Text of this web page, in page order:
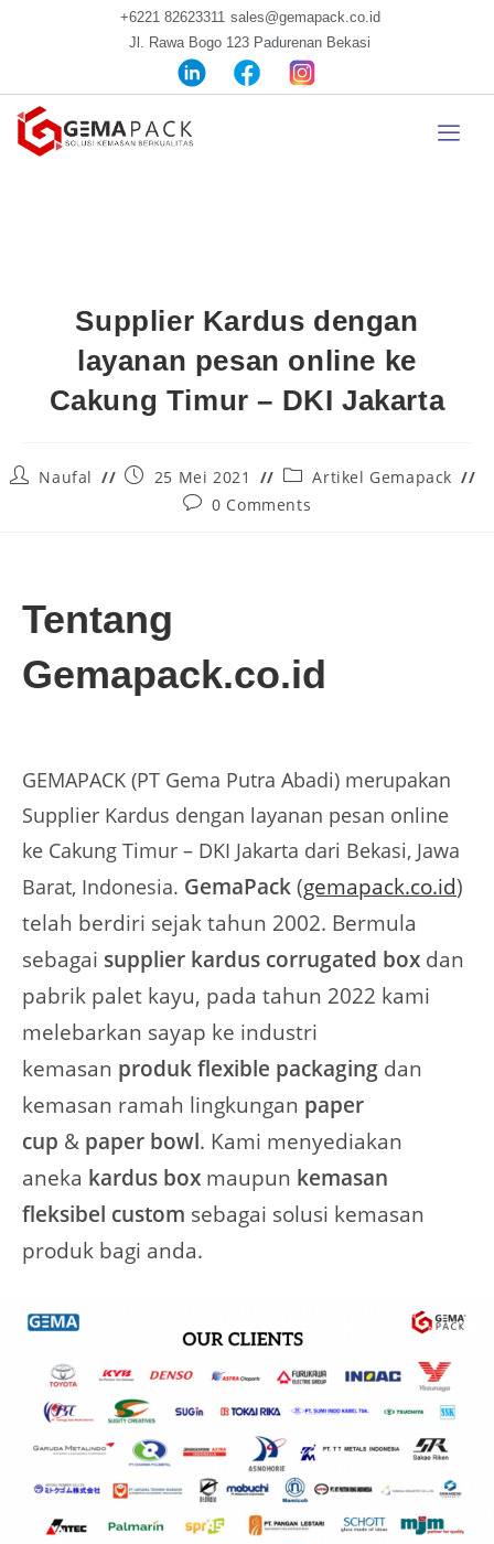
+6221 82623311 sales@gemapack.co.id
Jl. Rawa Bogo 123 Padurenan Bekasi
Supplier Kardus dengan
layanan pesan online ke
Cakung Timur – DKI Jakarta
Naufal 25 Mei 2021
Artikel Gemapack
0 Comments
Tentang
Gemapack.co.id
GEMAPACK (PT Gema Putra Abadi) merupakan
Supplier Kardus dengan layanan pesan online
ke Cakung Timur – DKI Jakarta dari Bekasi, Jawa
Barat, Indonesia. GemaPack (gemapack.co.id)
telah berdiri sejak tahun 2002. Bermula
sebagai supplier kardus corrugated box dan
pabrik palet kayu, pada tahun 2022 kami
melebarkan sayap ke industri
kemasan produk flexible packaging dan
kemasan ramah lingkungan paper
cup & paper bowl. Kami menyediakan
aneka kardus box maupun kemasan
fleksibel custom sebagai solusi kemasan
produk bagi anda.